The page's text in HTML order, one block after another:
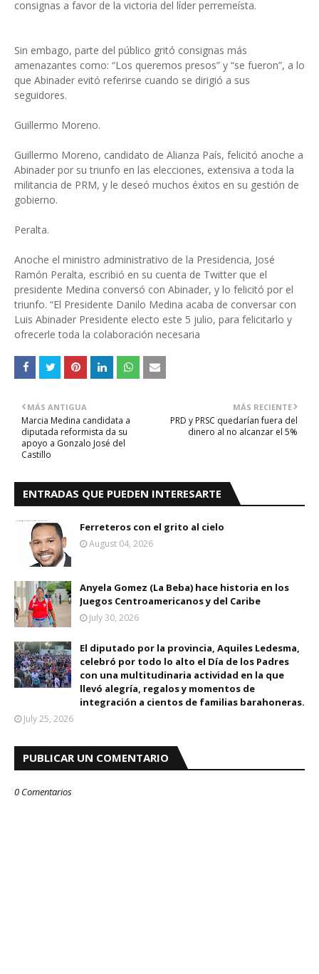
consignas a favor de la victoria del líder perre­meísta.
Sin embago, parte del pú­blico gritó consignas más
amenazantes como: “Los queremos presos” y “se fue­ron”, a lo
que Abinader evi­tó referirse cuando se diri­gió a sus
seguidores.
Guillermo Moreno.
Guillermo Moreno, can­didato de Alianza País, fe­licitó anoche a
Abinader por su triunfo en las elec­ciones, extensiva a toda la
militancia de PRM, y le deseó muchos éxitos en su gestión de
gobierno.
Peralta.
Anoche el ministro admi­nistrativo de la Presiden­cia, José
Ramón Peralta, escribió en su cuenta de Twitter que el
presiden­te Medina conversó con Abinader, y lo felicitó por el
triunfo. “El Presidente Danilo Medina acaba de conversar con
Luis Abina­der Presidente electo es­te 5 julio, para felicitarlo y
ofrecerle toda la colabo­ración necesaria
MÁS RECIENTE
PRD y PRSC quedarían fuera del
dinero al no alcanzar el 5%
MÁS ANTIGUA
Marcia Medina candidata a
diputada reformista da su
apoyo a Gonzalo José del
Castillo
ENTRADAS QUE PUEDEN INTERESARTE
Ferreteros con el grito al cielo
August 04, 2026
Anyela Gomez (La Beba) hace historia en los
Juegos Centroamericanos y del Caribe
July 30, 2026
El diputado por la provincia, Aquiles Ledesma,
celebró por todo lo alto el Día de los Padres
con una multitudinaria actividad en la que
llevó alegría, regalos y momentos de
integración a cientos de familias barahoneras.
July 25, 2026
PUBLICAR UN COMENTARIO
0 Comentarios